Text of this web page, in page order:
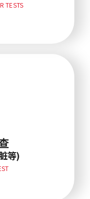
TESTS
等)
等)